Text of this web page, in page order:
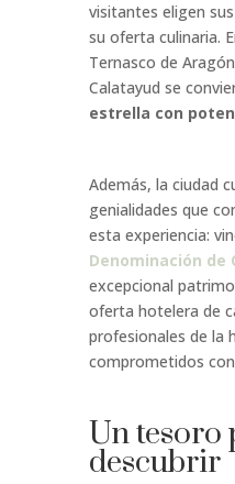
visitantes eligen
su oferta culinaria.
Ternasco de
Calatayud se
estrella con
Además, la ciudad
genialidades que
esta experiencia:
Denominación de
excepcional
oferta hotelera de
profesionales de la
comprometidos
Un tesoro
descubrir